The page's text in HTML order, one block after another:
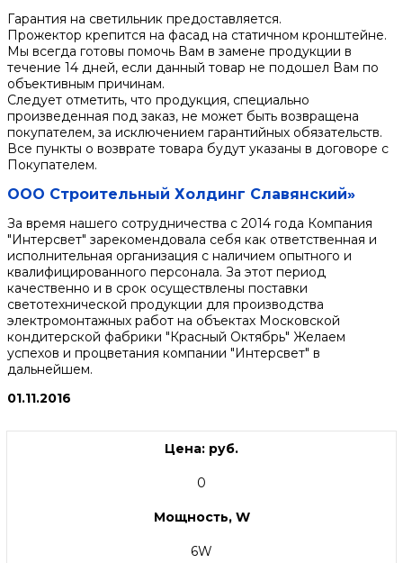
Гарантия на светильник предоставляется.
Прожектор крепится на фасад на статичном кронштейне.
Мы всегда готовы помочь Вам в замене продукции в
течение 14 дней, если данный товар не подошел Вам по
объективным причинам.
Следует отметить, что продукция, специально
произведенная под заказ, не может быть возвращена
покупателем, за исключением гарантийных обязательств.
Все пункты о возврате товара будут указаны в договоре с
Покупателем.
ООО Строительный Холдинг Славянский»
За время нашего сотрудничества с 2014 года Компания
"Интерсвет" зарекомендовала себя как ответственная и
исполнительная организация с наличием опытного и
квалифицированного персонала. За этот период
качественно и в срок осуществлены поставки
светотехнической продукции для производства
электромонтажных работ на объектах Московской
кондитерской фабрики "Красный Октябрь" Желаем
успехов и процветания компании "Интерсвет" в
дальнейшем.
01.11.2016
Цена: руб.
0
Мощность, W
6W